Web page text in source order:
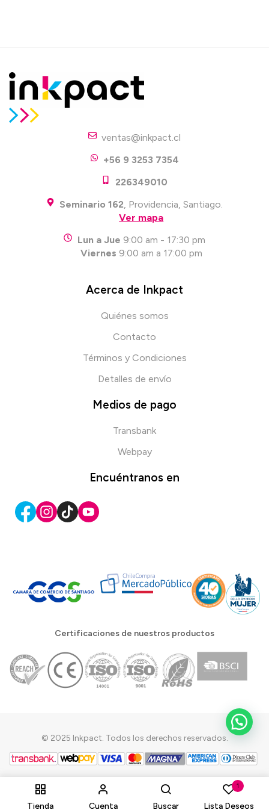
Tienda Cuenta Buscar
1
Lista Deseos
ventas@inkpact.cl
+56 9 3253 7354
226349010
Seminario 162, Providencia, Santiago.
Ver mapa
Lun a Jue 9:00 am - 17:30 pm
Viernes 9:00 am a 17:00 pm
Acerca de Inkpact
Quiénes somos
Contacto
Términos y Condiciones
Detalles de envío
Medios de pago
Transbank
Webpay
Encuéntranos en
Certificaciones de nuestros productos
© 2025 Inkpact. Todos los derechos reservados.